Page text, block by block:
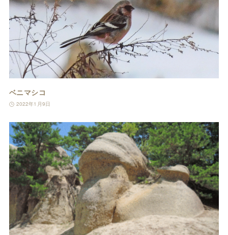
ベニマシコ
2022年1月9日